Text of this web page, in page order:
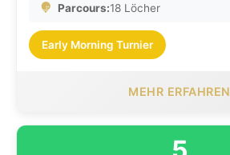
Parcours:18 Löcher
Early Morning Turnier
MEHR ERFAHREN